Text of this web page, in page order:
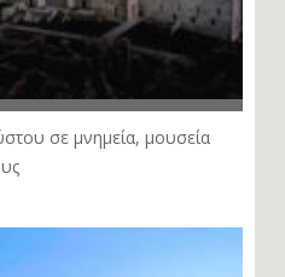
σε μνημεία, μουσεία